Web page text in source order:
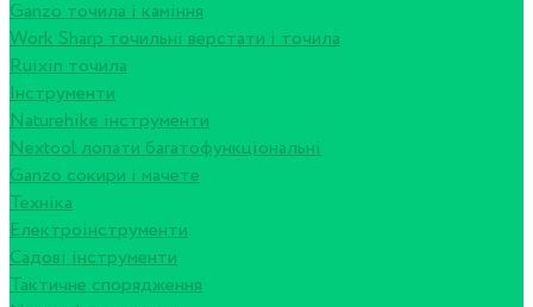
Ganzo точила і каміння
Work Sharp точильні верстати і точила
Ruixin точила
Інструменти
Naturehike інструменти
Nextool лопати багатофункціональні
Ganzo сокири і мачете
Техніка
Електроінструменти
Садові інструменти
Тактичне спорядження